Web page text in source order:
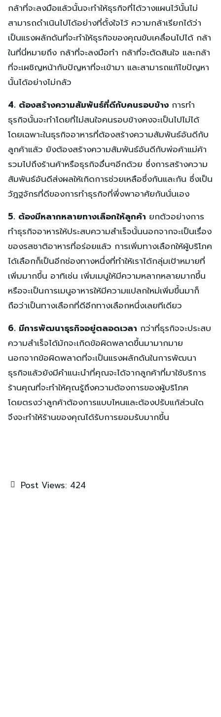
กล้าที่จะลงมือแล้วนั้นจะทำให้ธุรกิจที่ได้วางแผนไว้นั้นไม่
สามารถดำเนินไปได้อย่างที่ตั้งใจไว้ ความกล้าเรียกได้ว่า
เป็นแรงผลักดันที่จะทำให้ธุรกิจของคุณขับเคลื่อนไปได้ กล้า
ในที่นี่หมายถึง กล้าที่จะลงมือทำ กล้าที่จะตัดสินใจ และกล้า
ที่จะเผชิญหน้ากับปัญหาที่จะเข้ามา และสามารถแก้ไขปัญหา
นั้นได้อย่างไม่กลัว
4. ต้องสร้างความสัมพันธ์ที่ดีกับคนรอบข้าง การทำ
ธุรกิจนั้นจะทำโดยที่ไม่สนใจคนรอบข้างคงจะเป็นไปไม่ได้
โดยเฉพาะในธุรกิจอาหารที่ต้องสร้างความสัมพันธ์อันดีกับ
ลูกค้าแล้ว ยังต้องสร้างความสัมพันธ์อันดีกับพ่อค้าแม่ค้า
รวมไปถึงร้านค้าหรือธุรกิจอื่นๆอีกด้วย ซึ่งการสร้างความ
สัมพันธ์อันดีส่งผลให้เกิดการช่วยเหลือซึ่งกันและกัน ซึ่งเป็น
วัฎฐจักรที่ดีของการทำธุรกิจที่พึ่งพาอาศัยกันนั่นเอง
5. ต้องมีหลากหลายทางเลือกให้ลูกค้า ยกตัวอย่างการ
ทำธุรกิจอาหารให้ประสบความสำเร็จนั้นนอกจากจะเป็นเรื่อง
ของรสชาติอาหารที่อร่อยแล้ว การเพิ่มทางเลือกให้ผู้บริโภค
ได้เลือกก็เป็นอีกช่องทางหนึ่งที่ทำให้เราได้กลุ่มเป้าหมายที่
เพิ่มมากขึ้น อาทิเช่น เพิ่มเมนูให้มีความหลากหลายมากขึ้น
หรือจะเป็นการเมนูอาหารให้มีความแปลกใหม่เพิ่มขึ้นมาก็
ถือว่าเป็นทางเลือกที่ดีอีกทางเลือกหนึ่งเลยทีเดียว
6. มีการพัฒนาธุรกิจอยู่ตลอดเวลา กว่าที่ธุรกิจจะประสบ
ความสำเร็จได้มักจะเกิดข้อผิดพลาดขึ้นมามากมาย
นอกจากข้อผิดพลาดที่จะเป็นแรงผลักดันในการพัฒนา
ธุรกิจแล้วยังมีคำแนะนำที่คุณจะได้จากลูกค้าที่มาใช้บริการ
ร้านคุณที่จะทำให้คุณรู้ถึงความต้องการของผู้บริโภค
โดยตรงว่าลูกค้าต้องการแบบไหนและต้องปรับแก้ส่วนใด
จึงจะทำให้ร้านของคุณได้รับการยอมรับมากขึ้น
Post Views: 424